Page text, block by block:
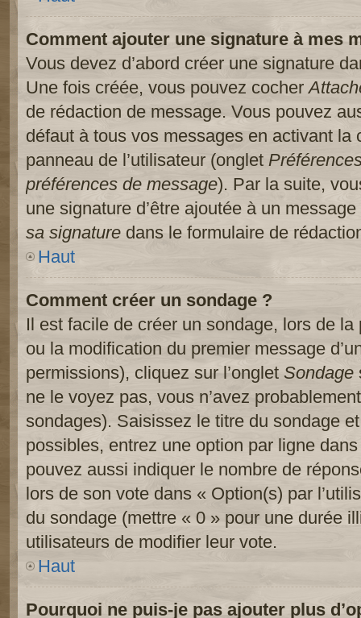
Comment ajouter une signature à mes
Vous devez d’abord créer une signature
Une fois créée, vous pouvez cocher
de rédaction de message. Vous pouvez
défaut à tous vos messages en activant la
panneau de l’utilisateur (onglet
préférences de message). Par la suite,
une signature d’être ajoutée à un
sa signature dans le formulaire de
Haut
Comment créer un sondage ?
Il est facile de créer un sondage, lors de la
ou la modification du premier message
permissions), cliquez sur l’onglet Sondage
ne le voyez pas, vous n’avez
sondages). Saisissez le titre du sondage
possibles, entrez une option par ligne
pouvez aussi indiquer le nombre de
lors de son vote dans « Option(s) par
du sondage (mettre « 0 » pour une durée
utilisateurs de modifier leur vote.
Haut
Pourquoi ne puis-je pas ajouter plus